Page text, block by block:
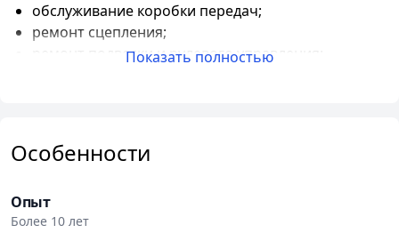
обслуживание коробки передач;
ремонт сцепления;
ремонт подвески и рулевого управления;
сезонная замена шин, развал-схождение, подбор и
заказ запчастей.
Показать полностью
Особенности
Опыт
Более 10 лет